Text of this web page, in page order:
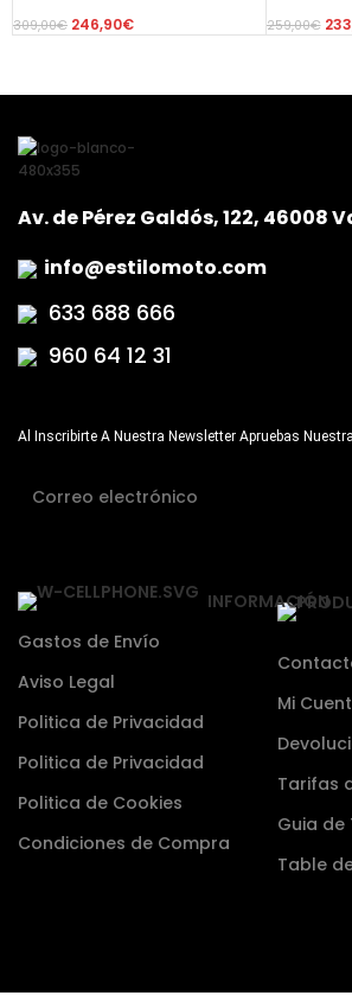
309,00€ 246,90€
259,00€
Mi
Tarifas
Guia de
Table
INFORMACIÓN
Gastos de Envío
Aviso Legal
Politica de Privacidad
Politica de Privacidad
Politica de Cookies
Condiciones de Compra
Al Inscribirte A Nuestra Newsletter Apruebas
Av. de Pérez Galdós, 122, 46008
info@estilomoto.com
633 688 666
960 64 12 31